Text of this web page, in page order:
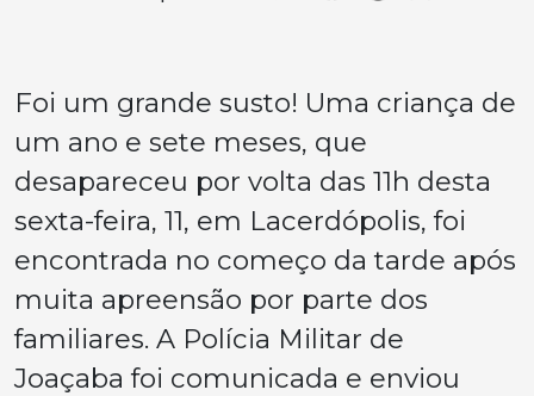
Foi um grande susto! Uma criança de
um ano e sete meses, que
desapareceu por volta das 11h desta
sexta-feira, 11, em Lacerdópolis, foi
encontrada no começo da tarde após
muita apreensão por parte dos
familiares. A Polícia Militar de
Joaçaba foi comunicada e enviou